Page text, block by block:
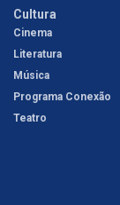
Cultura
Cinema
Literatura
Música
Programa Conexão
Teatro